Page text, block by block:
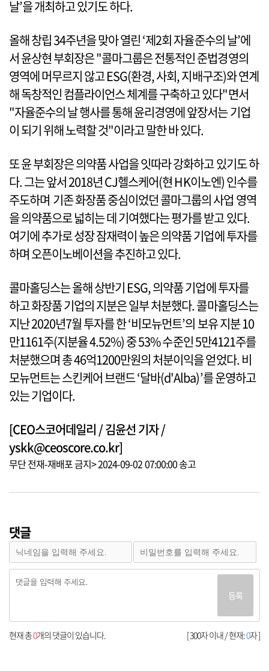
날’을 개최하고 있기도 하다.
올해 창립 34주년을 맞아 열린 ‘제2회 자율준수의 날’에
서 윤상현 부회장은 "콜마그룹은 전통적인 준법경영의
영역에 머무르지 않고 ESG(환경, 사회, 지배구조)와 연계
해 독창적인 컴플라이언스 체계를 구축하고 있다"면서
"자율준수의 날 행사를 통해 윤리경영에 앞장서는 기업
이 되기 위해 노력할 것"이라고 말한 바 있다.
또 윤 부회장은 의약품 사업을 잇따라 강화하고 있기도 하
다. 그는 앞서 2018년 CJ헬스케어(현 HK이노엔) 인수를
주도하며 기존 화장품 중심이었던 콜마그룹의 사업 영역
을 의약품으로 넓히는 데 기여했다는 평가를 받고 있다.
여기에 추가로 성장 잠재력이 높은 의약품 기업에 투자를
하며 오픈이노베이션을 추진하고 있다.
콜마홀딩스는 올해 상반기 ESG, 의약품 기업에 투자를
하고 화장품 기업의 지분은 일부 처분했다. 콜마홀딩스는
지난 2020년7월 투자를 한 ‘비모뉴먼트’의 보유 지분 10
만1161주(지분율 4.52%) 중 53% 수준인 5만4121주를
처분했으며 총 46억1200만원의 처분이익을 얻었다. 비
모뉴먼트는 스킨케어 브랜드 ‘달바(d'Alba)’를 운영하고
있는 기업이다.
[CEO스코어데일리 / 김윤선 기자 /
yskk@ceoscore.co.kr]
무단 전재-재배포 금지> 2024-09-02 07:00:00 송고
댓글
등록
[ 300자 이내 / 현재:0자 ]
현재 총0개의 댓글이 있습니다.